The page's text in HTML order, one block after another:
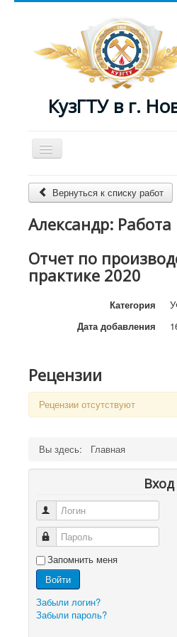
КузГТУ в г.
Включить/
выключить
Главная
Журнал
Вернуться к списку работ
Александр:
Отчет по
практике 2020
Категория
Дата добавления
Рецензии
Рецензии отсутствуют
Вы здесь: Главная
Вход
Логин
Пароль
Запомнить меня
Войти
Забыли логин?
Забыли пароль?